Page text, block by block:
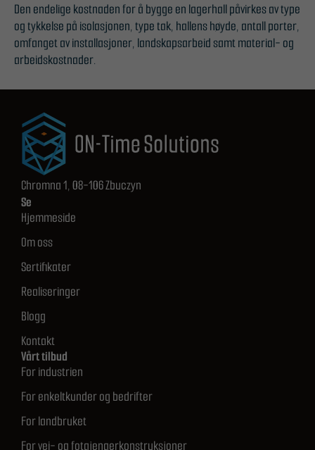
Den endelige kostnaden for å bygge en lagerhall påvirkes av type
og tykkelse på isolasjonen, type tak, hallens høyde, antall porter,
omfanget av installasjoner, landskapsarbeid samt material- og
arbeidskostnader.
Chromna 1, 08-106 Zbuczyn
Se
Hjemmeside
Om oss
Sertifikater
Realiseringer
Blogg
Kontakt
Vårt tilbud
For industrien
For enkeltkunder og bedrifter
For landbruket
For vei- og fotgjengerkonstruksjoner